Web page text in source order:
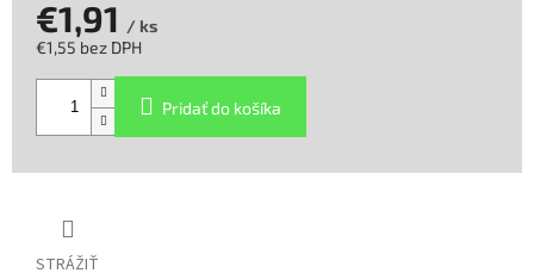
STRÁŽIŤ
€1,91 / ks
€1,55 bez DPH
Pridať do košíka